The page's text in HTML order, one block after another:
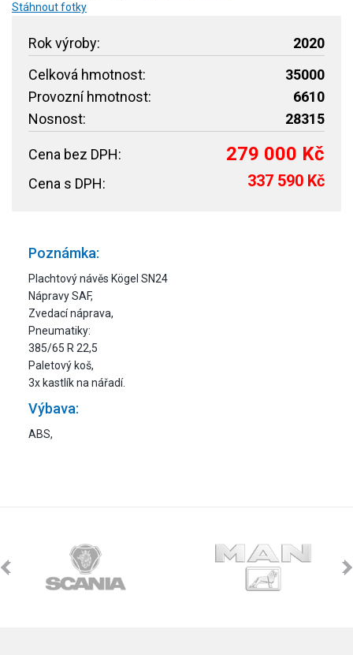
Stáhnout fotky
Rok výroby:
2020
Celková hmotnost:
35000
Provozní hmotnost:
6610
Nosnost:
28315
Cena bez DPH: 279 000 Kč
Cena s DPH: 337 590 Kč
Poznámka:
Plachtový návěs Kögel SN24
Nápravy SAF,
Zvedací náprava,
Pneumatiky:
385/65 R 22,5
Paletový koš,
3x kastlík na nářadí.
Výbava:
ABS,